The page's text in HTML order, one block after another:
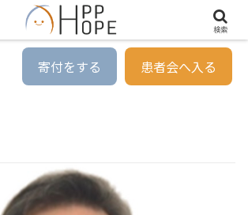
寄付をする 患者会へ入る
検索